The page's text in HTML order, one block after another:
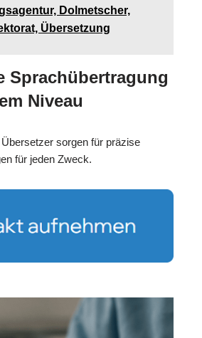
Dolmetscher,
Übersetzung
Sprachübertragung
Niveau
sorgen für präzise
für jeden Zweck.